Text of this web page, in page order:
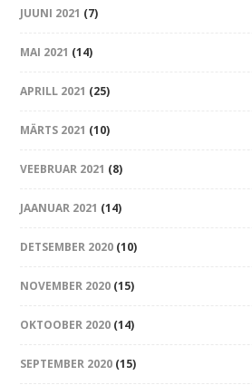
JUUNI 2021 (7)
MAI 2021 (14)
APRILL 2021 (25)
MÄRTS 2021 (10)
VEEBRUAR 2021 (8)
JAANUAR 2021 (14)
DETSEMBER 2020 (10)
NOVEMBER 2020 (15)
OKTOOBER 2020 (14)
SEPTEMBER 2020 (15)